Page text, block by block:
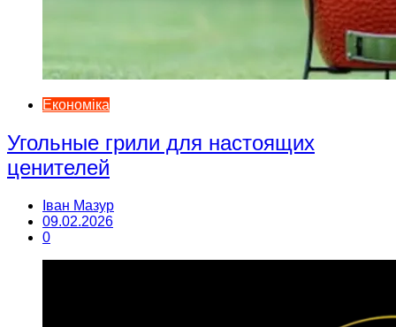
Економіка
Угольные грили для настоящих
ценителей
Іван Мазур
09.02.2026
0